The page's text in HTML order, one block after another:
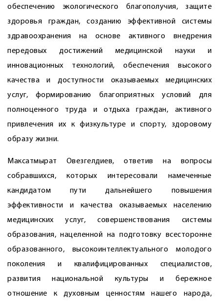
обеспечению экологического благополучия, защите
здоровья граждан, созданию эффективной системы
здравоохранения на основе активного внедрения
передовых достижений медицинской нау­ки и
инновационных технологий, обеспечения высокого
качества и доступности оказываемых медицинских
услуг, формированию благоприятных условий для
полноценного труда и отдыха граждан, активного
привлечения их к физкультуре и спорту, здоровому
образу жизни.
Максатмырат Овезгелдиев, ответив на ­вопросы
собравшихся, которых интересовали намеченные
кандидатом пути дальнейшего повышения
эффективнос­ти и качества оказываемых населению
медицинских услуг, совершенствования системы
образования, нацеленной на подготовку всесторонне
образованного, высокоинтеллектуального молодого
поколения и квалифицированных специалистов,
развития национальной культуры и бережное
отношение к духовным ценностям нашего народа,